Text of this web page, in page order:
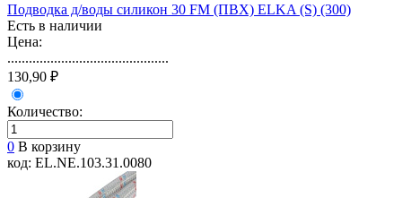
Подводка д/воды силикон 30 FM (ПВХ) ELKA (S) (300)
Есть в наличии
Цена:
.............................................
130,90 ₽
Количество:
0 В корзину
код: EL.NE.103.31.0080